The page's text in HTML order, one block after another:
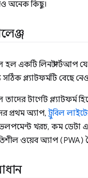
অনেক কিছু।
হল একটি লিন স্টার্টআপ
প্ল্যাটফর্মটি বেছে
তাদের টার্গেট
প্রথম অ্যাপ,ট্রুবিল
খরচ, কম ডেটা
ওয়েব অ্যাপ (PWA)